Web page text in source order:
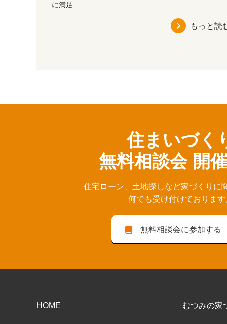
に満足
もっと読
住まいづく
無料相談会 開
住宅ローン、⼟地探しなど家づくりに
何でも受け付けております
無料相談会に参加する
HOME むつみの家